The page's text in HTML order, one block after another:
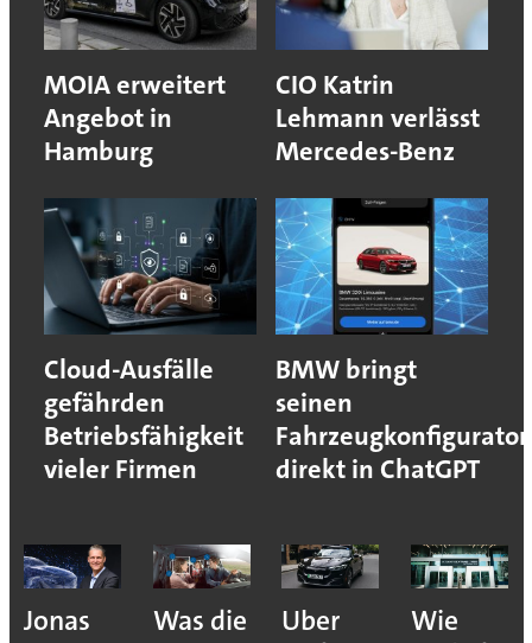
MOIA erweitert
Angebot in
Hamburg
CIO Katrin
Lehmann verlässt
Mercedes-Benz
Cloud-Ausfälle
gefährden
Betriebsfähigkeit
vieler Firmen
BMW bringt
seinen
Fahrzeugkonfigurator
direkt in ChatGPT
Jonas
Was die
Uber
Wie